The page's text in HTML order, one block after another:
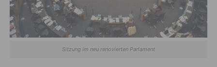
Sitzung im neu renovierten Parlament